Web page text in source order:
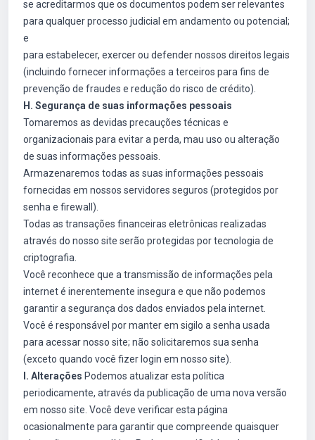
se acreditarmos que os documentos podem ser relevantes
para qualquer processo judicial em andamento ou potencial;
e
para estabelecer, exercer ou defender nossos direitos legais
(incluindo fornecer informações a terceiros para fins de
prevenção de fraudes e redução do risco de crédito).
H. Segurança de suas informações pessoais
Tomaremos as devidas precauções técnicas e
organizacionais para evitar a perda, mau uso ou alteração
de suas informações pessoais.
Armazenaremos todas as suas informações pessoais
fornecidas em nossos servidores seguros (protegidos por
senha e firewall).
Todas as transações financeiras eletrônicas realizadas
através do nosso site serão protegidas por tecnologia de
criptografia.
Você reconhece que a transmissão de informações pela
internet é inerentemente insegura e que não podemos
garantir a segurança dos dados enviados pela internet.
Você é responsável por manter em sigilo a senha usada
para acessar nosso site; não solicitaremos sua senha
(exceto quando você fizer login em nosso site).
I. Alterações Podemos atualizar esta política
periodicamente, através da publicação de uma nova versão
em nosso site. Você deve verificar esta página
ocasionalmente para garantir que compreende quaisquer